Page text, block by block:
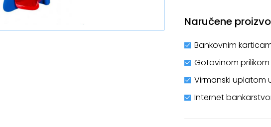
Naručene
Bankovnim
Gotovinom
Virmanski uplatom
Internet